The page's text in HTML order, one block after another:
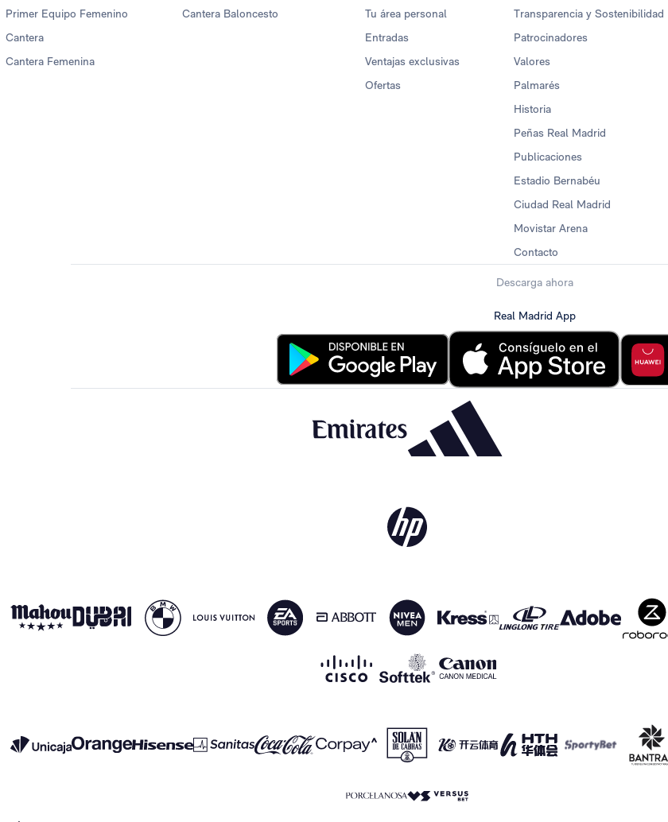
Primer Equipo Femenino
Cantera
Cantera Femenina
Cantera Baloncesto
Tu área personal
Entradas
Ventajas exclusivas
Ofertas
Transparencia y Sostenibilidad
Patrocinadores
Valores
Palmarés
Historia
Peñas Real Madrid
Publicaciones
Estadio Bernabéu
Ciudad Real Madrid
Movistar Arena
Contacto
Descarga ahora
Real Madrid App